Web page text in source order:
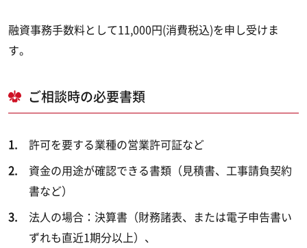
融資事務手数料として11,000円(消費税込)を申し受けま
す。
ご相談時の必要書類
許可を要する業種の営業許可証など
資金の用途が確認できる書類（見積書、工事請負契約
書など）
法人の場合：決算書（財務諸表、または電子申告書い
ずれも直近1期分以上）、